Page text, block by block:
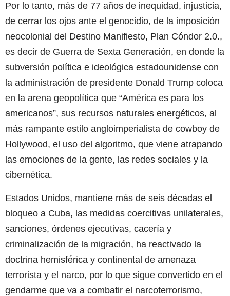
Por lo tanto, más de 77 años de inequidad, injusticia,
de cerrar los ojos ante el genocidio, de la imposición
neocolonial del Destino Manifiesto, Plan Cóndor 2.0.,
es decir de Guerra de Sexta Generación, en donde la
subversión política e ideológica estadounidense con
la administración de presidente Donald Trump coloca
en la arena geopolítica que “América es para los
americanos”, sus recursos naturales energéticos, al
más rampante estilo angloimperialista de cowboy de
Hollywood, el uso del algoritmo, que viene atrapando
las emociones de la gente, las redes sociales y la
cibernética.
Estados Unidos, mantiene más de seis décadas el
bloqueo a Cuba, las medidas coercitivas unilaterales,
sanciones, órdenes ejecutivas, cacería y
criminalización de la migración, ha reactivado la
doctrina hemisférica y continental de amenaza
terrorista y el narco, por lo que sigue convertido en el
gendarme que va a combatir el narcoterrorismo,